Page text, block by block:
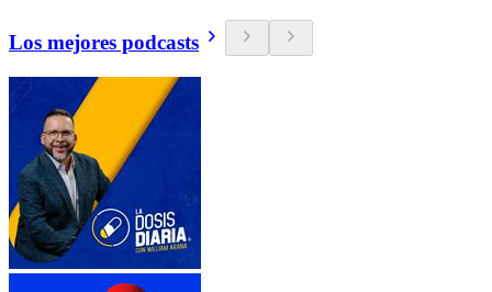
Los mejores podcasts